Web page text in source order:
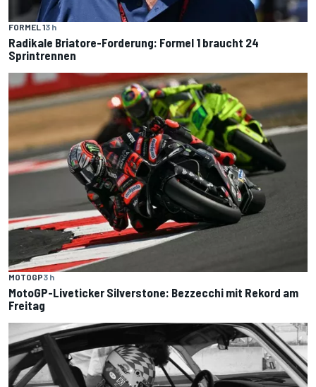
FORMEL 13 h
Radikale Briatore-Forderung: Formel 1 braucht 24
Sprintrennen
MOTOGP3 h
MotoGP-Liveticker Silverstone: Bezzecchi mit Rekord am
Freitag